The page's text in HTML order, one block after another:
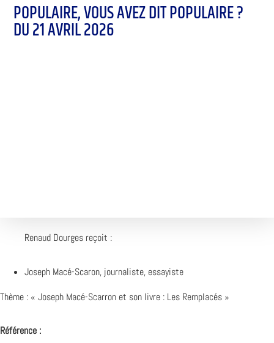
POPULAIRE, VOUS AVEZ DIT POPULAIRE ?
DU 21 AVRIL 2026
Renaud Dourges reçoit :
Joseph Macé-Scaron, journaliste, essayiste
Thème : « Joseph Macé-Scarron et son livre : Les Remplacés »
Référence :